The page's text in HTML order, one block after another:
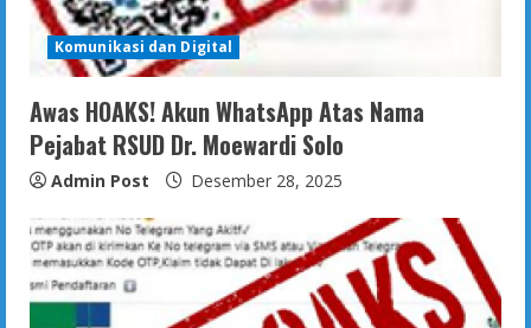
Komunikasi dan Digital
Awas HOAKS! Akun WhatsApp Atas Nama
Pejabat RSUD Dr. Moewardi Solo
Admin Post Desember 28, 2025